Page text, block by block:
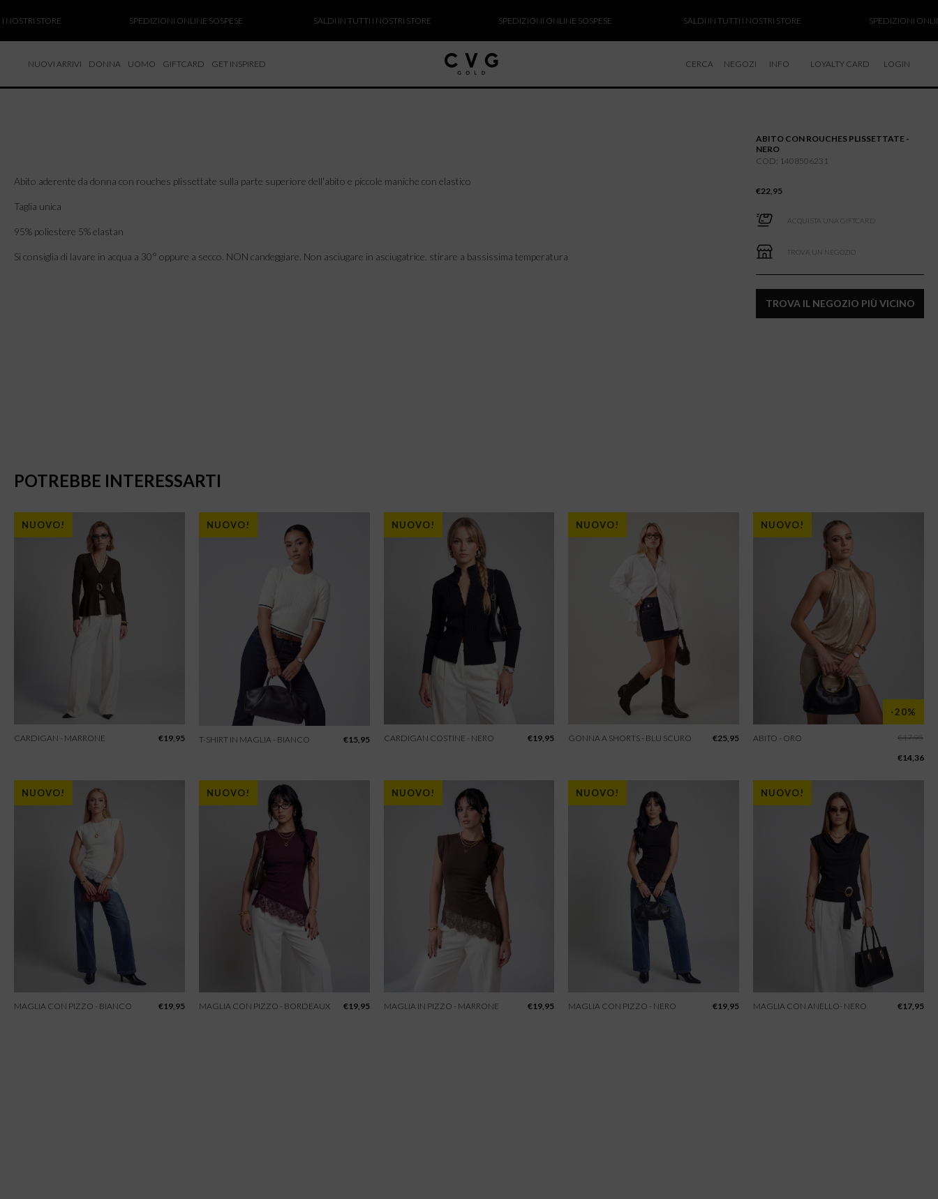
STORE SPEDIZIONI ONLINE SOSPESE SALDI IN TUTTI I NOSTRI STORE SPEDIZIONI ONLINE SOSPESE SALDI IN TUTTI I NOSTRI STORE SPEDIZIONI ONLINE
NUOVI ARRIVI DONNA UOMO GIFTCARD GET INSPIRED CERCA NEGOZI INFO
RESI E RIMBORSI
LOYALTY CARD LOGIN
ARRIVI
Abito aderente da donna con rouches plissettate sulla parte superiore dell'abito e piccole maniche con elastico
Taglia unica
95% poliestere 5% elastan
Si consiglia di lavare in acqua a 30° oppure a secco. NON candeggiare. Non asciugare in asciugatrice. stirare a bassissima temperatura
ABITO CON ROUCHES PLISSETTATE -
NERO
COD: 1408506231
€22,95
ACQUISTA UNA GIFTCARD
TROVA UN NEGOZIO
TROVA IL NEGOZIO PIÙ VICINO
POTREBBE INTERESSARTI
NUOVO!
CARDIGAN - MARRONE €19,95
NUOVO!
T-SHIRT IN MAGLIA - BIANCO €15,95
NUOVO!
CARDIGAN COSTINE - NERO €19,95
NUOVO!
GONNA A SHORTS - BLU SCURO €25,95
NUOVO!
-20%
ABITO - ORO €17,95
€14,36
NUOVO!
MAGLIA CON PIZZO - BIANCO €19,95
NUOVO!
MAGLIA CON PIZZO - BORDEAUX €19,95
NUOVO!
MAGLIA IN PIZZO - MARRONE €19,95
NUOVO!
MAGLIA CON PIZZO - NERO €19,95
NUOVO!
MAGLIA CON ANELLO- NERO €17,95